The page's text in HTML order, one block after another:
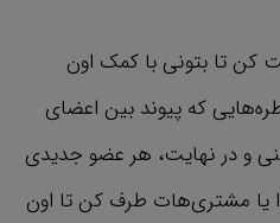
کن تا بتونی با کمک اون
که پیوند بین اعضای
و در نهایت، هر عضو جدیدی
یا مشتری‌هات طرف کن تا اون